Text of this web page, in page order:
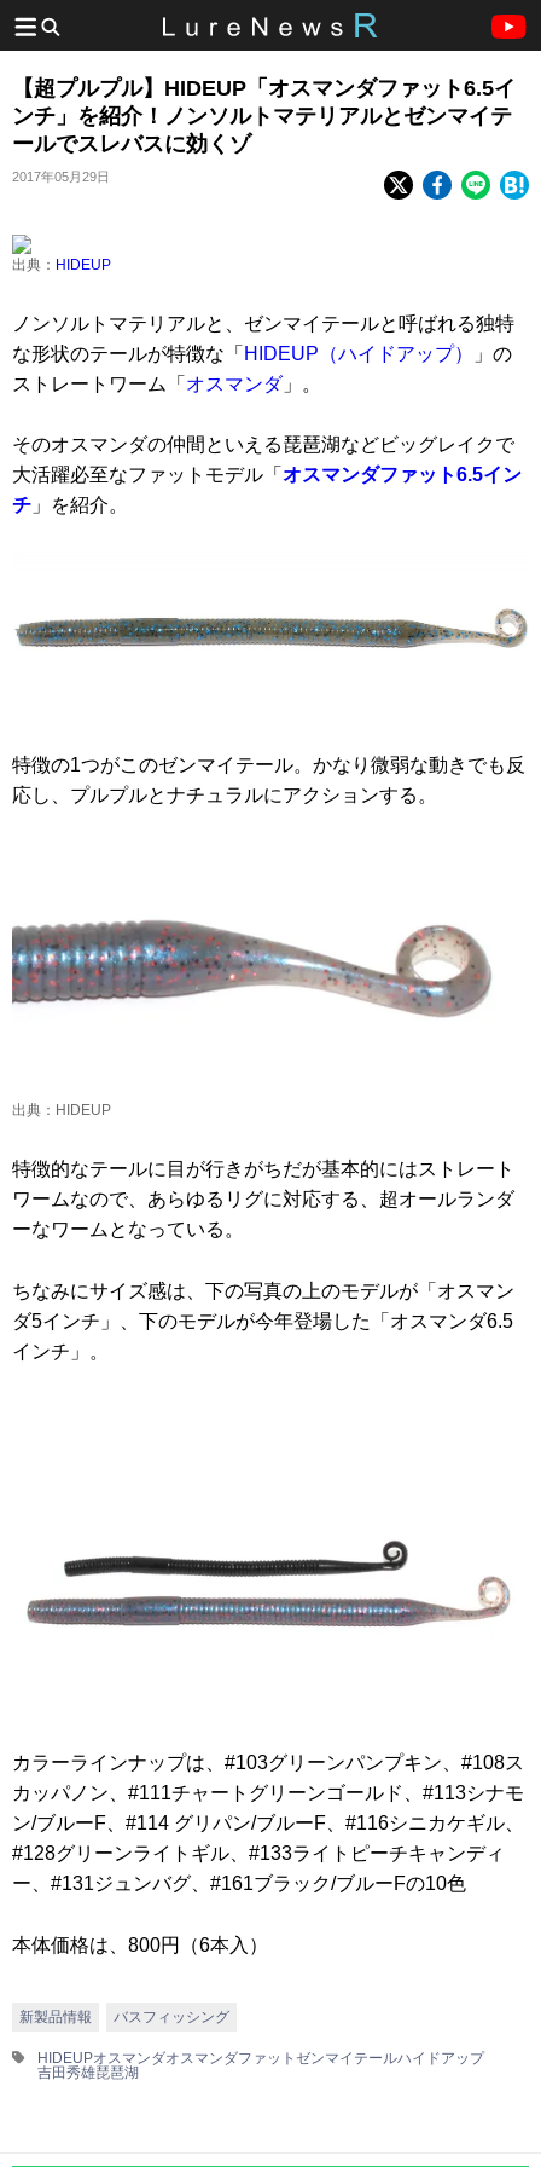
【超プルプル】HIDEUP「オスマンダファット6.5イ
ンチ」を紹介！ノンソルトマテリアルとゼンマイテ
ールでスレバスに効くゾ
2017年05月29日
出典： HIDEUP
ノンソルトマテリアルと、ゼンマイテールと呼ばれる独特
な形状のテールが特徴な「 HIDEUP（ハイドアップ）
」の
ストレートワーム「 オスマンダ」。
そのオスマンダの仲間といえる琵琶湖などビッグレイクで
大活躍必至なファットモデル「 オスマンダファット6.5イン
チ 」を紹介。
特徴の1つがこのゼンマイテール。かなり微弱な動きでも反
応し、プルプルとナチュラルにアクションする。
出典：HIDEUP
特徴的なテールに目が行きがちだが基本的にはストレート
ワームなので、あらゆるリグに対応する、超オールランダ
ーなワームとなっている。
ちなみにサイズ感は、下の写真の上のモデルが「オスマン
ダ5インチ」、下のモデルが今年登場した「オスマンダ6.5
インチ」。
カラーラインナップは、#103グリーンパンプキン、#108ス
カッパノン、#111チャートグリーンゴールド、#113シナモ
ン/ブルーF、#114 グリパン/ブルーF、#116シニカケギル、
#128グリーンライトギル、#133ライトピーチキャンディ
ー、#131ジュンバグ、#161ブラック/ブルーFの10色
本体価格は、800円（6本入）
新製品情報 バスフィッシング
HIDEUPオスマンダオスマンダファット ゼンマイテールハイドアップ
吉田秀雄琵琶湖